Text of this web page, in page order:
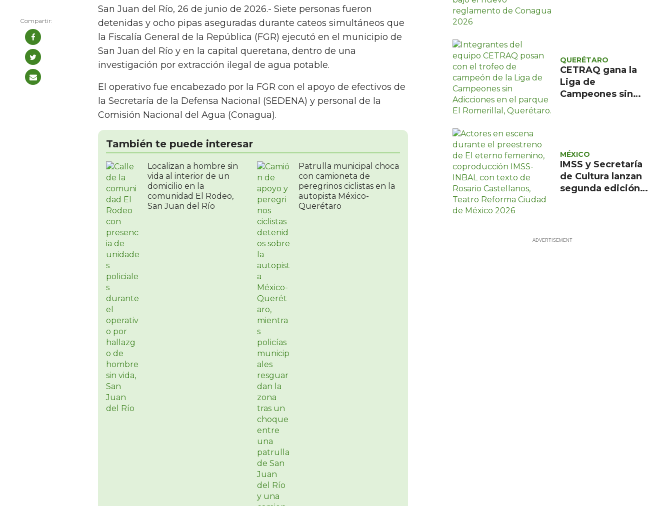
San Juan del Río, 26 de junio de 2026.- Siete personas fueron
detenidas y ocho pipas aseguradas durante cateos simultáneos que
la Fiscalía General de la República (FGR) ejecutó en el municipio de
San Juan del Río y en la capital queretana, dentro de una
investigación por extracción ilegal de agua potable.
El operativo fue encabezado por la FGR con el apoyo de efectivos de
la Secretaría de la Defensa Nacional (SEDENA) y personal de la
Comisión Nacional del Agua (Conagua).
También te puede interesar
Localizan a hombre sin
vida al interior de un
domicilio en la
comunidad El Rodeo,
San Juan del Río
Patrulla municipal choca
con camioneta de
peregrinos ciclistas en la
autopista México-
Querétaro
QUERÉTARO
CETRAQ gana la
Liga de
Campeones sin
MÉXICO
IMSS y Secretaría
de Cultura lanzan
segunda edición